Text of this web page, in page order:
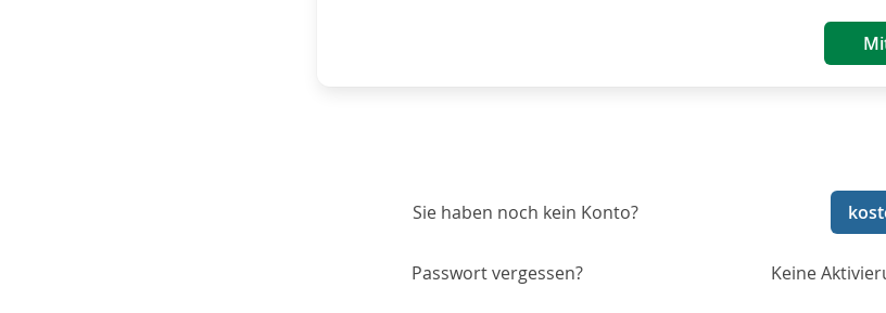
Sie haben noch kein Konto?
Passwort vergessen? Keine